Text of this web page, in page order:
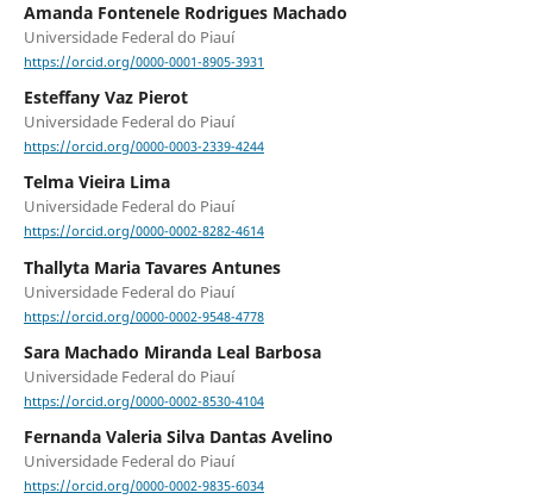
Amanda Fontenele Rodrigues Machado
Universidade Federal do Piauí
https://orcid.org/0000-0001-8905-3931
Esteffany Vaz Pierot
Universidade Federal do Piauí
https://orcid.org/0000-0003-2339-4244
Telma Vieira Lima
Universidade Federal do Piauí
https://orcid.org/0000-0002-8282-4614
Thallyta Maria Tavares Antunes
Universidade Federal do Piauí
https://orcid.org/0000-0002-9548-4778
Sara Machado Miranda Leal Barbosa
Universidade Federal do Piauí
https://orcid.org/0000-0002-8530-4104
Fernanda Valeria Silva Dantas Avelino
Universidade Federal do Piauí
https://orcid.org/0000-0002-9835-6034